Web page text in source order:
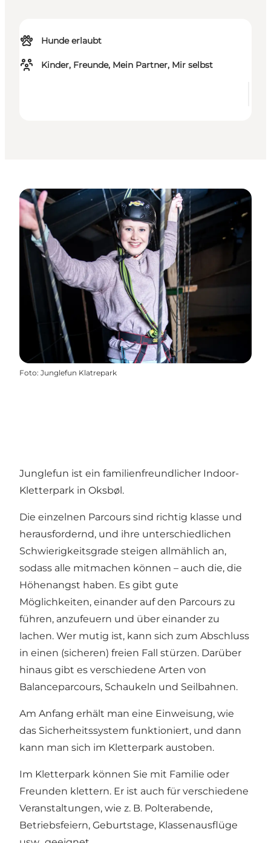
Hunde erlaubt
Kinder, Freunde, Mein Partner, Mir selbst
Foto: Junglefun Klatrepark
Junglefun ist ein familienfreundlicher Indoor-
Kletterpark in Oksbøl.
Die einzelnen Parcours sind richtig klasse und
herausfordernd, und ihre unterschiedlichen
Schwierigkeitsgrade steigen allmählich an,
sodass alle mitmachen können – auch die, die
Höhenangst haben. Es gibt gute
Möglichkeiten, einander auf den Parcours zu
führen, anzufeuern und über einander zu
lachen. Wer mutig ist, kann sich zum Abschluss
in einen (sicheren) freien Fall stürzen. Darüber
hinaus gibt es verschiedene Arten von
Balanceparcours, Schaukeln und Seilbahnen.
Am Anfang erhält man eine Einweisung, wie
das Sicherheitssystem funktioniert, und dann
kann man sich im Kletterpark austoben.
Im Kletterpark können Sie mit Familie oder
Freunden klettern. Er ist auch für verschiedene
Veranstaltungen, wie z. B. Polterabende,
Betriebsfeiern, Geburtstage, Klassenausflüge